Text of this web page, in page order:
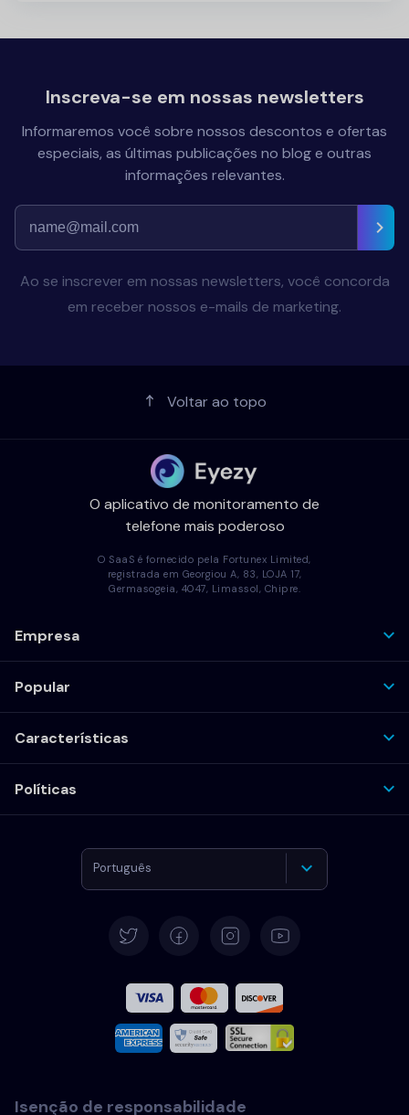
Inscreva-se em nossas newsletters
Informaremos você sobre nossos descontos e ofertas
especiais, as últimas publicações no blog e outras
informações relevantes.
Ao se inscrever em nossas newsletters, você concorda
em receber nossos e-mails de marketing.
Voltar ao topo
O aplicativo de monitoramento de
telefone mais poderoso
O SaaS é fornecido pela Fortunex Limited,
registrada em Georgiou A, 83, LOJA 17,
Germasogeia, 4047, Limassol, Chipre.
Empresa
Popular
Características
Políticas
Português
Francês
Italiano
Português
Isenção de responsabilidade